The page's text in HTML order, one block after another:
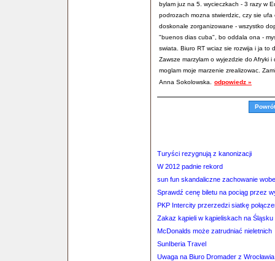
bylam juz na 5. wycieczkach - 3 razy w
podrozach mozna stwierdzic, czy sie
doskonale zorganizowane - wszystko
"buenos dias cuba", bo oddala ona -
swiata. Biuro RT wciaz sie rozwija i ja to
Zawsze marzylam o wyjezdzie do Afryki
moglam moje marzenie zrealizowac.
Anna Sokolowska. odpowiedz »
Turyści rezygnują z kanonizacji
W 2012 padnie rekord
sun fun skandaliczne zachowanie
Sprawdź cenę biletu na pociąg przez
PKP Intercity przerzedzi siatkę
Zakaz kąpieli w kąpieliskach na
McDonalds może zatrudniać nieletnich
SunIberia Travel
Uwaga na Biuro Dromader z Wrocławia